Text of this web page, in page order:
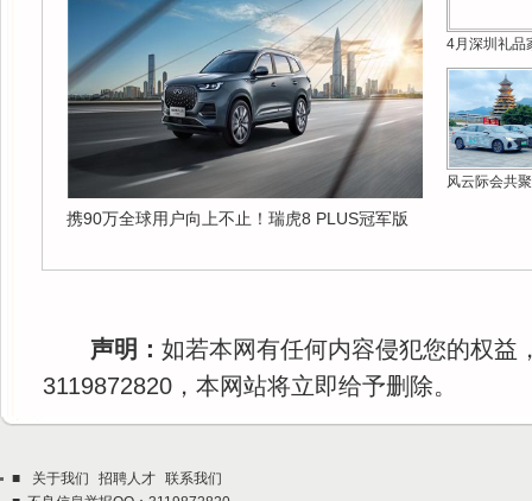
携90万全球用户向上不止！瑞虎8 PLUS冠军版
4月深圳礼品
风云际会共
声明： 如若本网有任何内容侵犯您的权益
3119872820，本网站将立即给予删除。
■ 关于我们 招聘人才 联系我们